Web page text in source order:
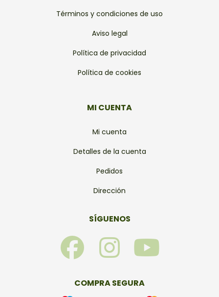
Términos y condiciones de uso
Aviso legal
Política de privacidad
Política de cookies
MI CUENTA
Mi cuenta
Detalles de la cuenta
Pedidos
Dirección
SÍGUENOS
F
a
I
n
Y
COMPRA SEGURA